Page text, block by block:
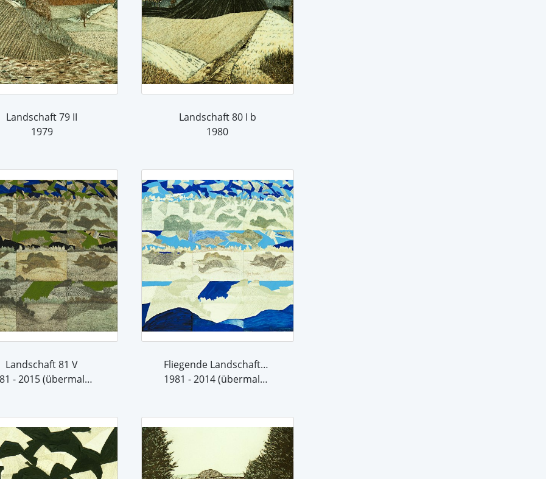
Landschaft 79 II
1979
Landschaft 80 I b
1980
Landschaft 81 V
1981 - 2015 (übermalt 2015)
Fliegende Landschaften 81 V c
1981 - 2014 (übermalt 2014)